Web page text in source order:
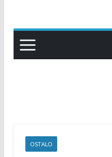
content
OSTALO